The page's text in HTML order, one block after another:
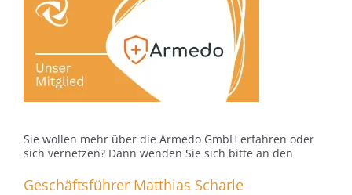
Sie wollen mehr über die Armedo GmbH erfahren oder
sich vernetzen? Dann wenden Sie sich bitte an den
Geschäftsführer Matthias Scharle